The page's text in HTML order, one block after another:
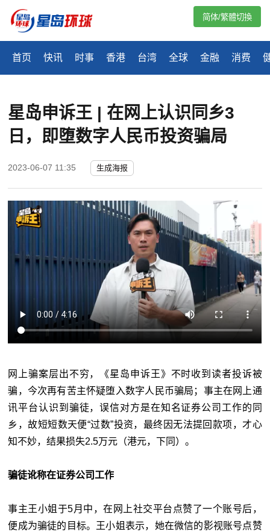
首页 快讯 时事 香港 台湾 全球 金融 消费
简体/繁體切換
星岛申诉王 | 在网上认识同乡3
日，即堕数字人民币投资骗局
2023-06-07 11:35 生成海报
网上骗案层出不穷，《星岛申诉王》不时收到读者投诉被
骗，今次再有苦主怀疑堕入数字人民币骗局；事主在网上通
讯平台认识到骗徒，误信对方是在知名证券公司工作的同
乡，故短短数天便“过数”投资，最终因无法提回款项，才心
知不妙，结果损失2.5万元（港元，下同）。
骗徒讹称在证券公司工作
事主王小姐于5月中，在网上社交平台点赞了一个账号后，
便成为骗徒的目标。王小姐表示，她在微信的影视账号点赞